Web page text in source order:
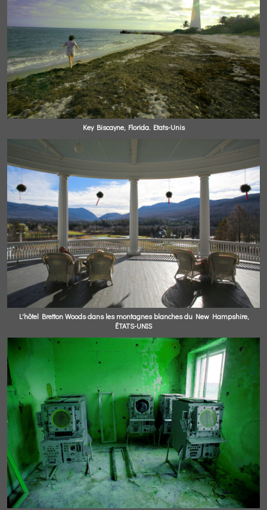
Key Biscayne, Florida. Etats-Unis
L'hôtel Bretton Woods dans les montagnes blanches du New Hampshire,
ÉTATS-UNIS